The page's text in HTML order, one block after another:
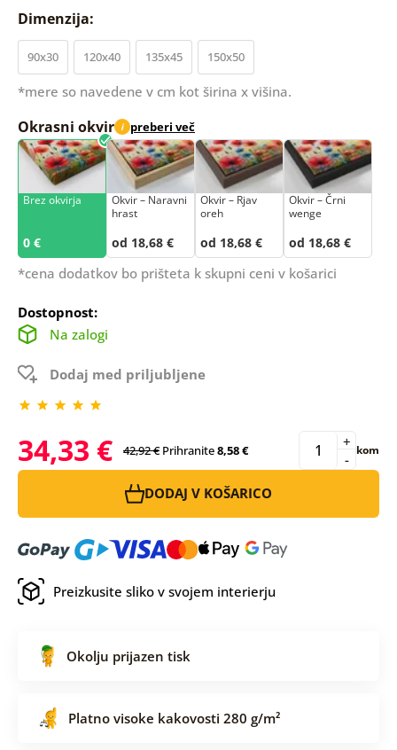
Dimenzija:
90x30 120x40 135x45 150x50
*mere so navedene v cm kot širina x višina.
Okrasni okvir i preberi več
Brez okvirja
0 €
Okvir – Naravni
hrast
od 18,68 €
Okvir – Rjav
oreh
od 18,68 €
Okvir – Črni
wenge
od 18,68 €
*cena dodatkov bo prišteta k skupni ceni v košarici
Dostopnost:
Na zalogi
Dodaj med priljubljene
34,33 € 42,92 € Prihranite8,58 € -
+ kom
DODAJ V KOŠARICO
Preizkusite sliko v svojem interierju
Okolju prijazen tisk
Platno visoke kakovosti 280 g/m²